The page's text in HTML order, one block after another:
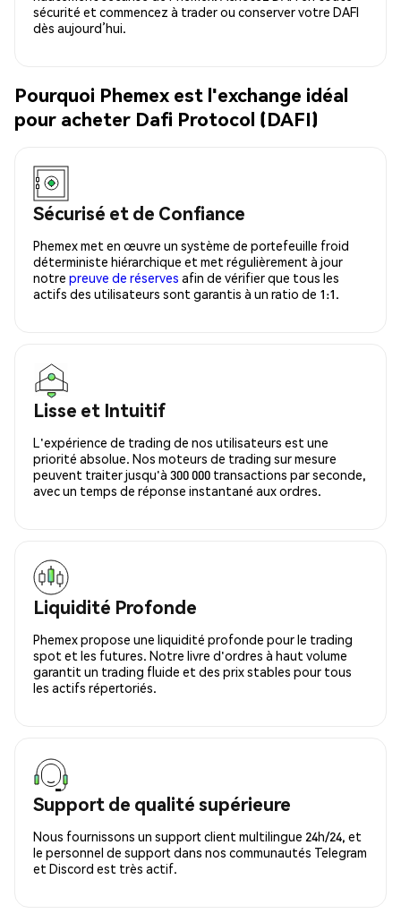
sécurité et commencez à trader ou conserver votre DAFI
dès aujourd’hui.
Pourquoi Phemex est l'exchange idéal
pour acheter Dafi Protocol (DAFI)
Sécurisé et de Confiance
Phemex met en œuvre un système de portefeuille froid
déterministe hiérarchique et met régulièrement à jour
notre preuve de réserves afin de vérifier que tous les
actifs des utilisateurs sont garantis à un ratio de 1:1.
Lisse et Intuitif
L'expérience de trading de nos utilisateurs est une
priorité absolue. Nos moteurs de trading sur mesure
peuvent traiter jusqu'à 300 000 transactions par seconde,
avec un temps de réponse instantané aux ordres.
Liquidité Profonde
Phemex propose une liquidité profonde pour le trading
spot et les futures. Notre livre d'ordres à haut volume
garantit un trading fluide et des prix stables pour tous
les actifs répertoriés.
Support de qualité supérieure
Nous fournissons un support client multilingue 24h/24, et
le personnel de support dans nos communautés Telegram
et Discord est très actif.